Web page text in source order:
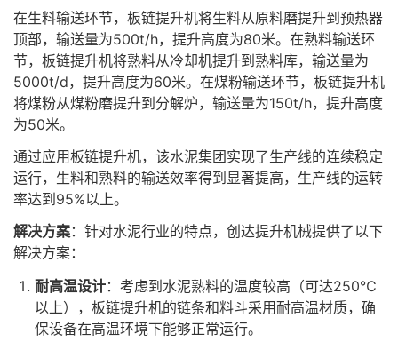
在生料输送环节，板链提升机将生料从原料磨提升到预热器
顶部，输送量为500t/h，提升高度为80米。在熟料输送环
节，板链提升机将熟料从冷却机提升到熟料库，输送量为
5000t/d，提升高度为60米。在煤粉输送环节，板链提升机
将煤粉从煤粉磨提升到分解炉，输送量为150t/h，提升高度
为50米。
通过应用板链提升机，该水泥集团实现了生产线的连续稳定
运行，生料和熟料的输送效率得到显著提高，生产线的运转
率达到95%以上。
解决方案：针对水泥行业的特点，创达提升机械提供了以下
解决方案：
耐高温设计：考虑到水泥熟料的温度较高（可达250℃
以上），板链提升机的链条和料斗采用耐高温材质，确
保设备在高温环境下能够正常运行。